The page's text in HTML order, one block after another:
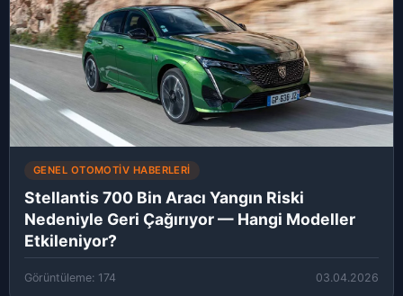
GENEL OTOMOTIV HABERLERI
Stellantis 700 Bin Aracı Yangın Riski
Nedeniyle Geri Çağırıyor — Hangi Modeller
Etkileniyor?
Görüntüleme: 174 03.04.2026